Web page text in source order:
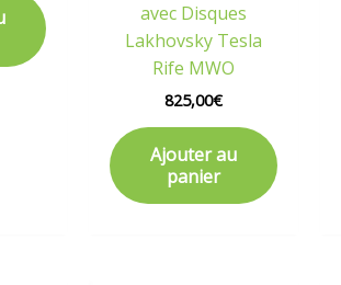
avec Disques
Lakhovsky Tesla
Rife MWO
825,00€
Ajouter au
panier